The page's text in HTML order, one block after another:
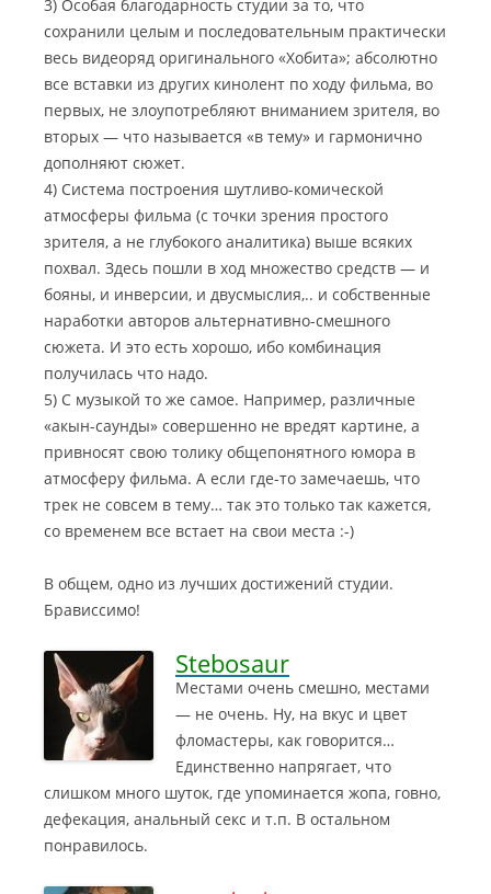
3) Особая благодарность студии за то, что
сохранили целым и последовательным практически
весь видеоряд оригинального «Хобита»; абсолютно
все вставки из других кинолент по ходу фильма, во
первых, не злоупотребляют вниманием зрителя, во
вторых — что называется «в тему» и гармонично
дополняют сюжет.
4) Система построения шутливо-комической
атмосферы фильма (с точки зрения простого
зрителя, а не глубокого аналитика) выше всяких
похвал. Здесь пошли в ход множество средств — и
бояны, и инверсии, и двусмыслия,.. и собственные
наработки авторов альтернативно-смешного
сюжета. И это есть хорошо, ибо комбинация
получилась что надо.
5) С музыкой то же самое. Например, различные
«акын-саунды» совершенно не вредят картине, а
привносят свою толику общепонятного юмора в
атмосферу фильма. А если где-то замечаешь, что
трек не совсем в тему… так это только так кажется,
со временем все встает на свои места :-)
В общем, одно из лучших достижений студии.
Брависсимо!
Stebosaur
Местами очень смешно, местами
— не очень. Ну, на вкус и цвет
фломастеры, как говорится…
Единственно напрягает, что
слишком много шуток, где упоминается жопа, говно,
дефекация, анальный секс и т.п. В остальном
понравилось.